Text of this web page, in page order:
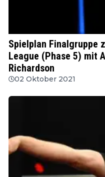
Spielplan Finalgruppe
League (Phase 5) mit
Richardson
02 Oktober 2021